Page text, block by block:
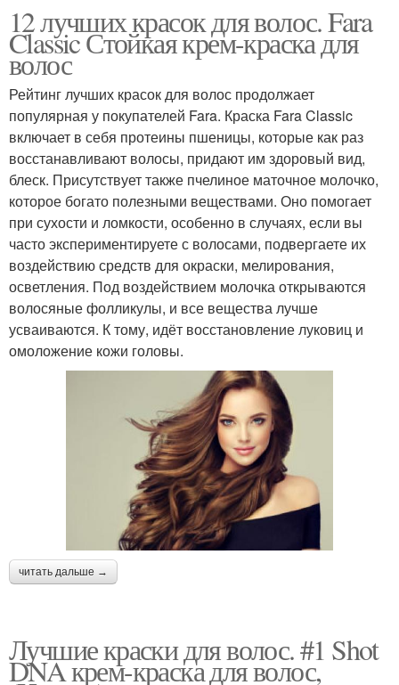
12 лучших красок для волос. Fara
Classic Стойкая крем-краска для
волос
Рейтинг лучших красок для волос продолжает
популярная у покупателей Fara. Краска Fara Classic
включает в себя протеины пшеницы, которые как раз
восстанавливают волосы, придают им здоровый вид,
блеск. Присутствует также пчелиное маточное молочко,
которое богато полезными веществами. Оно помогает
при сухости и ломкости, особенно в случаях, если вы
часто экспериментируете с волосами, подвергаете их
воздействию средств для окраски, мелирования,
осветления. Под воздействием молочка открываются
волосяные фолликулы, и все вещества лучше
усваиваются. К тому, идёт восстановление луковиц и
омоложение кожи головы.
читать дальше →
Лучшие краски для волос. #1 Shot
DNA крем-краска для волос,